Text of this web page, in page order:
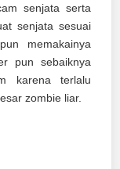
senjata serta
senjata sesuai
memakainya
pun sebaiknya
karena terlalu
zombie liar.